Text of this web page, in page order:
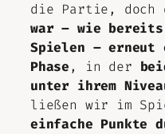
die Partie, doch
war – wie
Spielen – erneut
Phase, in der
unter ihrem
ließen wir im
einfache Punkte